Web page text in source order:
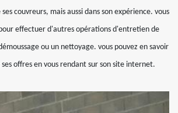
couvreurs, mais aussi dans son expérience. vous
effectuer d'autres opérations d'entretien de
ou un nettoyage. vous pouvez en savoir
offres en vous rendant sur son site internet.